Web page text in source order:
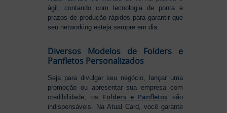
ágil, contando com tecnologia de ponta e
prazos de produção rápidos para garantir que
seu networking esteja sempre em dia.
Diversos Modelos de Folders e
Panfletos Personalizados
Seja para divulgar seu negócio, lançar uma
promoção ou apresentar sua empresa com
credibilidade, os Folders e Panfletos são
indispensáveis. Na Atual Card, você garante